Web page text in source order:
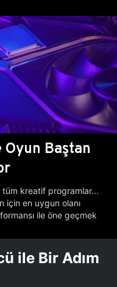
Oyun Baştan
kreatif programlar...
için en uygun olanı
ile öne geçmek
ile Bir Adım